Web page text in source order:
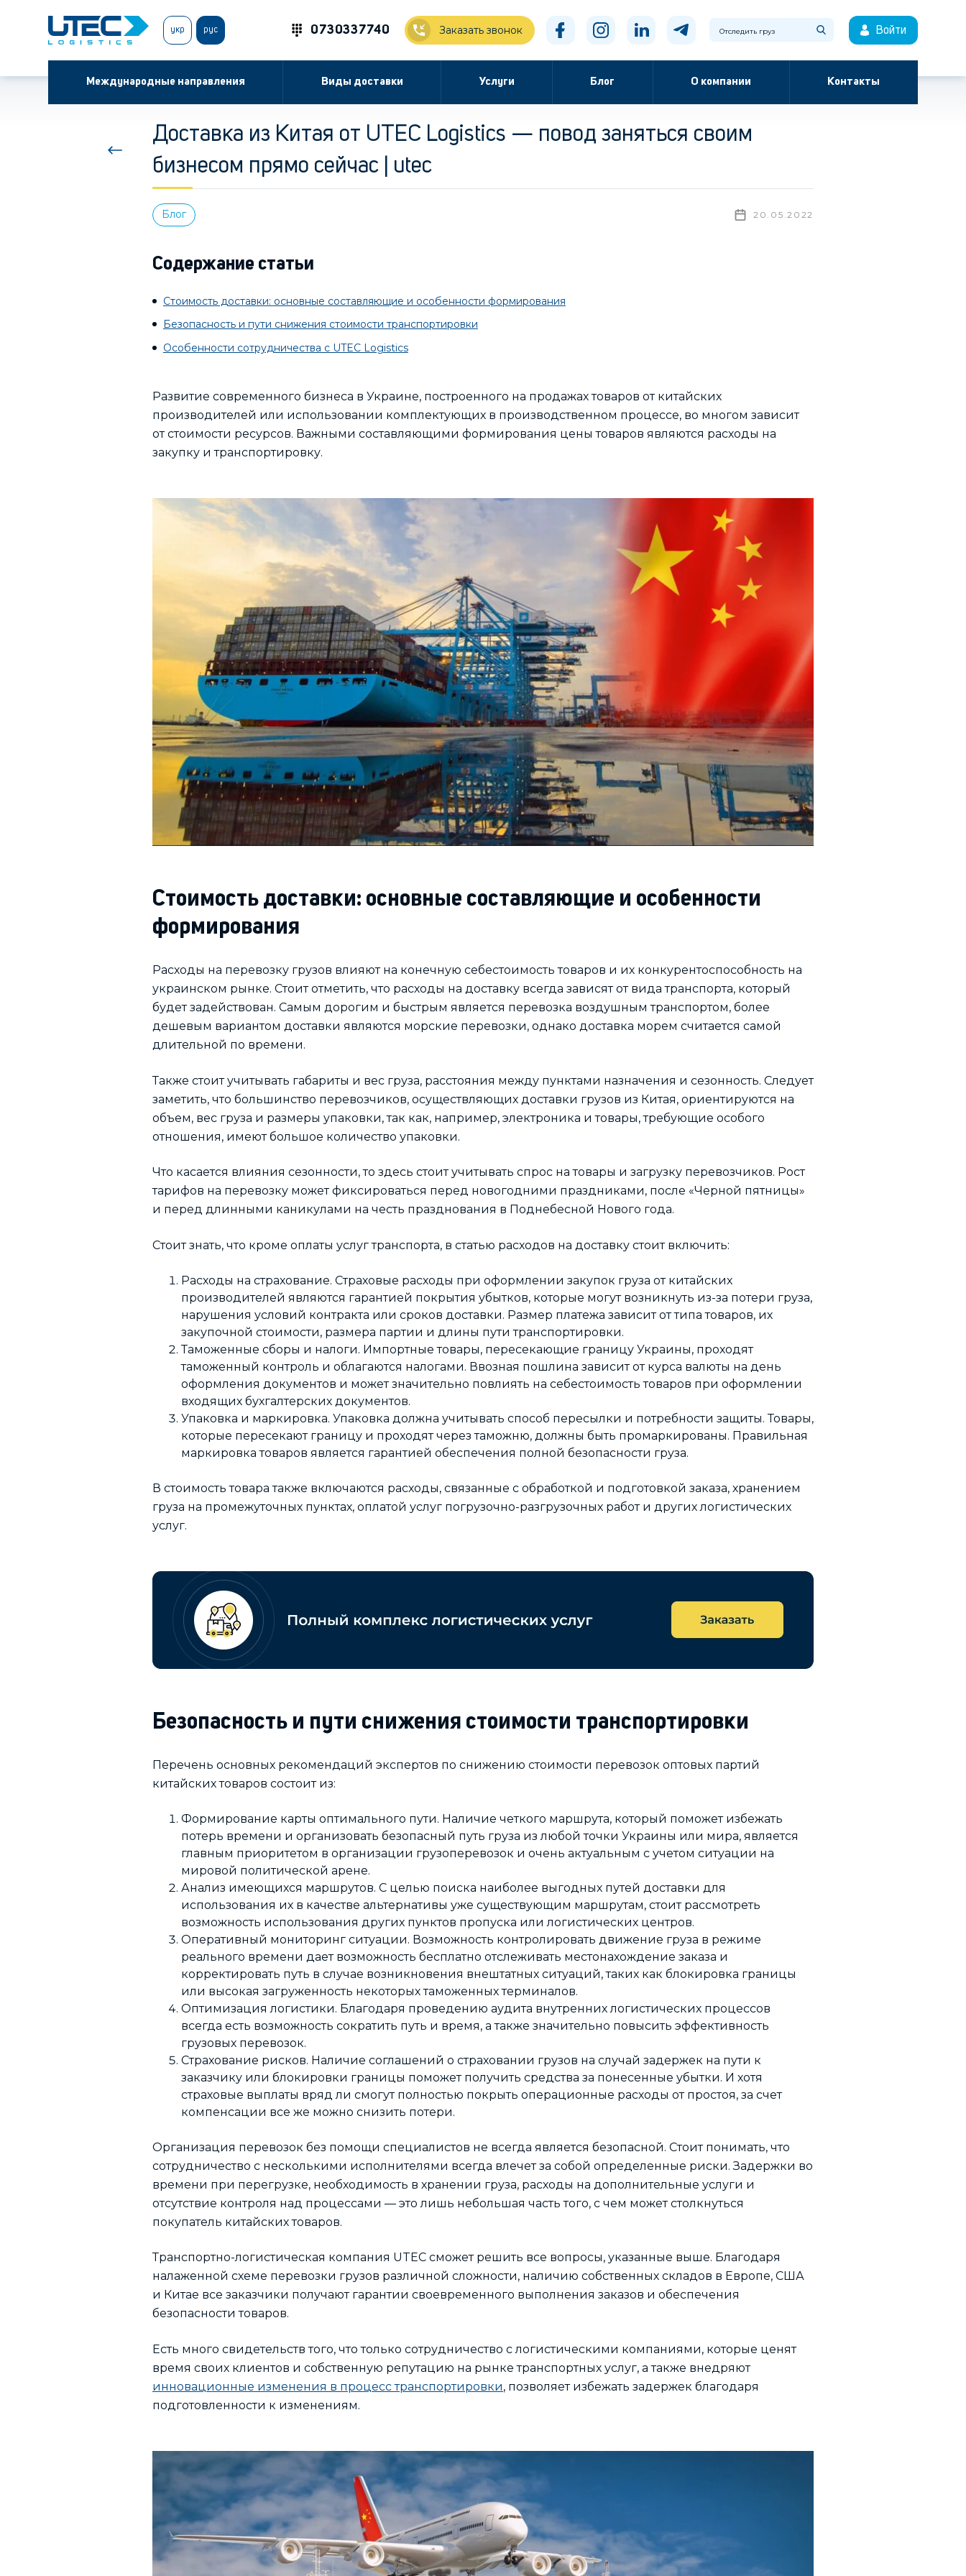
укр рус 0730337740 Заказать звонок Войти
Международные направления Виды доставки Услуги Блог О компании Контакты
Доставка из Китая от UTEC Logistics — повод заняться своим
бизнесом прямо сейчас | utec
Блог 20.05.2022
Содержание статьи
Стоимость доставки: основные составляющие и особенности формирования
Безопасность и пути снижения стоимости транспортировки
Особенности сотрудничества с UTEC Logistics
Развитие современного бизнеса в Украине, построенного на продажах товаров от китайских
производителей или использовании комплектующих в производственном процессе, во многом зависит
от стоимости ресурсов. Важными составляющими формирования цены товаров являются расходы на
закупку и транспортировку.
Стоимость доставки: основные составляющие и особенности
формирования
Расходы на перевозку грузов влияют на конечную себестоимость товаров и их конкурентоспособность на
украинском рынке. Стоит отметить, что расходы на доставку всегда зависят от вида транспорта, который
будет задействован. Самым дорогим и быстрым является перевозка воздушным транспортом, более
дешевым вариантом доставки являются морские перевозки, однако доставка морем считается самой
длительной по времени.
Также стоит учитывать габариты и вес груза, расстояния между пунктами назначения и сезонность. Следует
заметить, что большинство перевозчиков, осуществляющих доставки грузов из Китая, ориентируются на
объем, вес груза и размеры упаковки, так как, например, электроника и товары, требующие особого
отношения, имеют большое количество упаковки.
Что касается влияния сезонности, то здесь стоит учитывать спрос на товары и загрузку перевозчиков. Рост
тарифов на перевозку может фиксироваться перед новогодними праздниками, после «Черной пятницы»
и перед длинными каникулами на честь празднования в Поднебесной Нового года.
Стоит знать, что кроме оплаты услуг транспорта, в статью расходов на доставку стоит включить:
Расходы на страхование. Страховые расходы при оформлении закупок груза от китайских
производителей являются гарантией покрытия убытков, которые могут возникнуть из-за потери груза,
нарушения условий контракта или сроков доставки. Размер платежа зависит от типа товаров, их
закупочной стоимости, размера партии и длины пути транспортировки.
Таможенные сборы и налоги. Импортные товары, пересекающие границу Украины, проходят
таможенный контроль и облагаются налогами. Ввозная пошлина зависит от курса валюты на день
оформления документов и может значительно повлиять на себестоимость товаров при оформлении
входящих бухгалтерских документов.
Упаковка и маркировка. Упаковка должна учитывать способ пересылки и потребности защиты. Товары,
которые пересекают границу и проходят через таможню, должны быть промаркированы. Правильная
маркировка товаров является гарантией обеспечения полной безопасности груза.
В стоимость товара также включаются расходы, связанные с обработкой и подготовкой заказа, хранением
груза на промежуточных пунктах, оплатой услуг погрузочно-разгрузочных работ и других логистических
услуг.
Безопасность и пути снижения стоимости транспортировки
Перечень основных рекомендаций экспертов по снижению стоимости перевозок оптовых партий
китайских товаров состоит из:
Формирование карты оптимального пути. Наличие четкого маршрута, который поможет избежать
потерь времени и организовать безопасный путь груза из любой точки Украины или мира, является
главным приоритетом в организации грузоперевозок и очень актуальным с учетом ситуации на
мировой политической арене.
Анализ имеющихся маршрутов. С целью поиска наиболее выгодных путей доставки для
использования их в качестве альтернативы уже существующим маршрутам, стоит рассмотреть
возможность использования других пунктов пропуска или логистических центров.
Оперативный мониторинг ситуации. Возможность контролировать движение груза в режиме
реального времени дает возможность бесплатно отслеживать местонахождение заказа и
корректировать путь в случае возникновения внештатных ситуаций, таких как блокировка границы
или высокая загруженность некоторых таможенных терминалов.
Оптимизация логистики. Благодаря проведению аудита внутренних логистических процессов
всегда есть возможность сократить путь и время, а также значительно повысить эффективность
грузовых перевозок.
Страхование рисков. Наличие соглашений о страховании грузов на случай задержек на пути к
заказчику или блокировки границы поможет получить средства за понесенные убытки. И хотя
страховые выплаты вряд ли смогут полностью покрыть операционные расходы от простоя, за счет
компенсации все же можно снизить потери.
Организация перевозок без помощи специалистов не всегда является безопасной. Стоит понимать, что
сотрудничество с несколькими исполнителями всегда влечет за собой определенные риски. Задержки во
времени при перегрузке, необходимость в хранении груза, расходы на дополнительные услуги и
отсутствие контроля над процессами — это лишь небольшая часть того, с чем может столкнуться
покупатель китайских товаров.
Транспортно-логистическая компания UTEC сможет решить все вопросы, указанные выше. Благодаря
налаженной схеме перевозки грузов различной сложности, наличию собственных складов в Европе, США
и Китае все заказчики получают гарантии своевременного выполнения заказов и обеспечения
безопасности товаров.
Есть много свидетельств того, что только сотрудничество с логистическими компаниями, которые ценят
время своих клиентов и собственную репутацию на рынке транспортных услуг, а также внедряют
инновационные изменения в процесс транспортировки, позволяет избежать задержек благодаря
подготовленности к изменениям.